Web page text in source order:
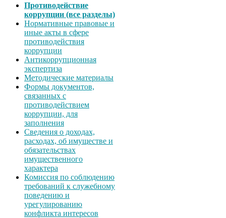
Противодействие
коррупции (все разделы)
Нормативные правовые и
иные акты в сфере
противодействия
коррупции
Антикоррупционная
экспертиза
Методические материалы
Формы документов,
связанных с
противодействием
коррупции, для
заполнения
Сведения о доходах,
расходах, об имуществе и
обязательствах
имущественного
характера
Комиссия по соблюдению
требований к служебному
поведению и
урегулированию
конфликта интересов